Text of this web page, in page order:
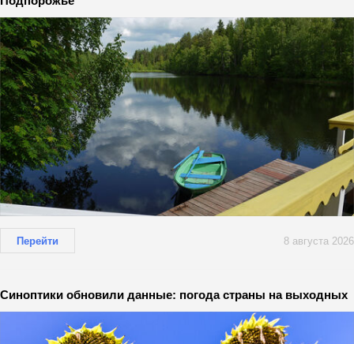
Перейти 8 августа 2026
Синоптики обновили данные: погода страны на выходных